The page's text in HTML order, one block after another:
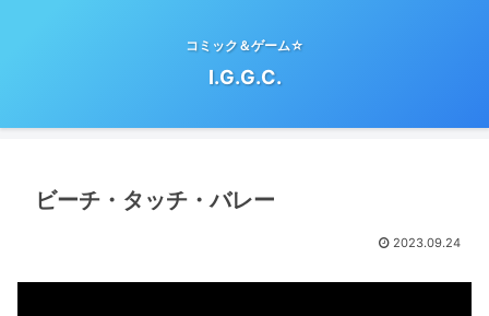
コミック＆ゲーム☆
I.G.G.C.
ビーチ・タッチ・バレー
2023.09.24